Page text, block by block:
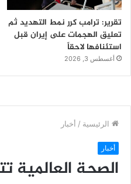
تقرير: ترامب كرر نمط التهديد ثم
تعليق الهجمات على إيران قبل
استئنافها لاحقاً
أغسطس 3, 2026